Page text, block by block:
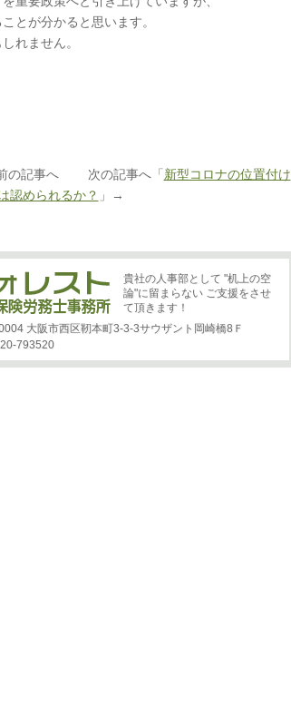
とが分かると思います。
れません。
の記事へ 次の記事へ「 新型コロナの位置付け
認められるか？ 」→
貴社の人事部として "机上の空
論"に留まらない ご支援をさせ
て頂きます！
大阪市西区靭本町3-3-3サウザント岡崎橋8Ｆ
793520